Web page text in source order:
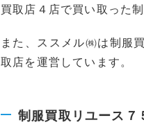
買取店４店で買い取った
また、ススメル㈱は制服
取店を運営しています。
制服買取リユース７